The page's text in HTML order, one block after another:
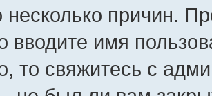
причин.
вводите имя
то свяжитесь с